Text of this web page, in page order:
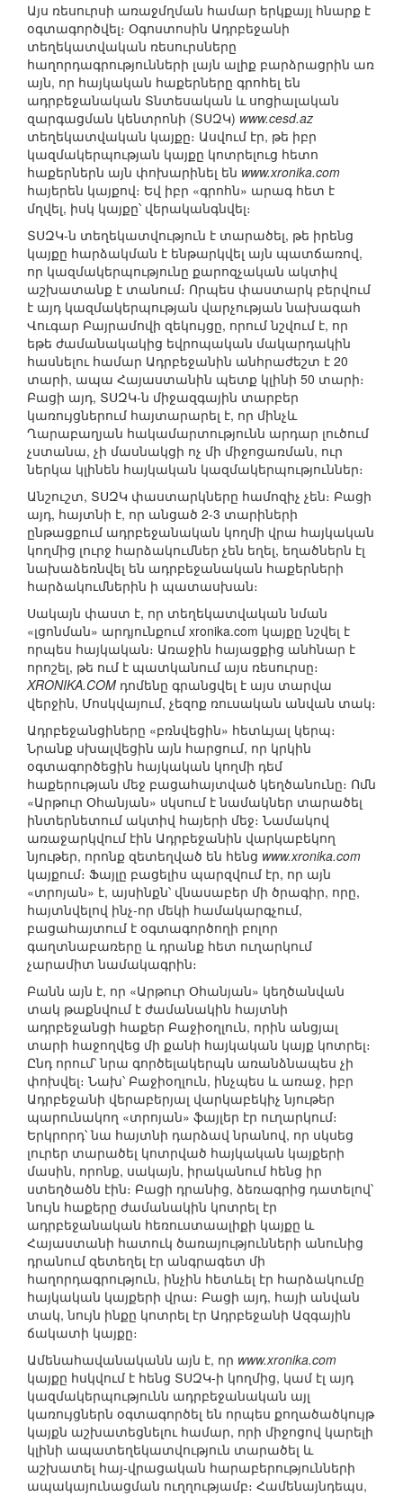
Այս ռեսուրսի առաջմղման համար երկքայլ հնարք է
օգտագործվել։ Օգոստոսին Ադրբեջանի
տեղեկատվական ռեսուրսները
հաղորդագրությունների լայն ալիք բարձրացրին առ
այն, որ հայկական հաքերները գրոհել են
ադրբեջանական Տնտեսական և սոցիալական
զարգացման կենտրոնի (ՏՍԶԿ) www.cesd.az
տեղեկատվական կայքը։ Ասվում էր, թե իբր
կազմակերպության կայքը կոտրելուց հետո
հաքերներն այն փոխարինել են www.xronika.com
հայերեն կայքով։ Եվ իբր «գրոհն» արագ հետ է
մղվել, իսկ կայքը՝ վերականգնվել։
ՏՍԶԿ-ն տեղեկատվություն է տարածել, թե իրենց
կայքը հարձակման է ենթարկվել այն պատճառով,
որ կազմակերպությունը քարոզչական ակտիվ
աշխատանք է տանում։ Որպես փաստարկ բերվում
է այդ կազմակերպության վարչության նախագահ
Վուգար Բայրամովի զեկույցը, որում նշվում է, որ
եթե ժամանակակից եվրոպական մակարդակին
հասնելու համար Ադրբեջանին անհրաժեշտ է 20
տարի, ապա Հայաստանին պետք կլինի 50 տարի։
Բացի այդ, ՏՍԶԿ-ն միջազգային տարբեր
կառույցներում հայտարարել է, որ մինչև
Ղարաբաղյան հակամարտությունն արդար լուծում
չստանա, չի մասնակցի ոչ մի միջոցառման, ուր
ներկա կլինեն հայկական կազմակերպություններ։
Անշուշտ, ՏՍԶԿ փաստարկները համոզիչ չեն։ Բացի
այդ, հայտնի է, որ անցած 2-3 տարիների
ընթացքում ադրբեջանական կողմի վրա հայկական
կողմից լուրջ հարձակումներ չեն եղել, եղածներն էլ
նախաձեռնվել են ադրբեջանական հաքերների
հարձակումներին ի պատասխան։
Սակայն փաստ է, որ տեղեկատվական նման
«լցոնման» արդյունքում xronika.com կայքը նշվել է
որպես հայկական։ Առաջին հայացքից անհնար է
որոշել, թե ում է պատկանում այս ռեսուրսը։
XRONIKA.COM դոմենը գրանցվել է այս տարվա
վերջին, Մոսկվայում, չեզոք ռուսական անվան տակ։
Ադրբեջանցիները «բռնվեցին» հետևյալ կերպ։
Նրանք սխալվեցին այն հարցում, որ կրկին
օգտագործեցին հայկական կողմի դեմ
հաքերության մեջ բացահայտված կեղծանունը։ Ոմն
«Արթուր Օհանյան» սկսում է նամակներ տարածել
ինտերնետում ակտիվ հայերի մեջ։ Նամակով
առաջարկվում էին Ադրբեջանին վարկաբեկող
նյութեր, որոնք զետեղված են հենց www.xronika.com
կայքում։ Ֆայլը բացելիս պարզվում էր, որ այն
«տրոյան» է, այսինքն՝ վնասաբեր մի ծրագիր, որը,
հայտնվելով ինչ-որ մեկի համակարգչում,
բացահայտում է օգտագործողի բոլոր
գաղտնաբառերը և դրանք հետ ուղարկում
չարամիտ նամակագրին։
Բանն այն է, որ «Արթուր Օհանյան» կեղծանվան
տակ թաքնվում է ժամանակին հայտնի
ադրբեջանցի հաքեր Բաջիօղլուն, որին անցյալ
տարի հաջողվեց մի քանի հայկական կայք կոտրել։
Ընդ որում՝ նրա գործելակերպն առանձնապես չի
փոխվել։ Նախ՝ Բաջիօղլուն, ինչպես և առաջ, իբր
Ադրբեջանի վերաբերյալ վարկաբեկիչ նյութեր
պարունակող «տրոյան» ֆայլեր էր ուղարկում։
Երկրորդ՝ նա հայտնի դարձավ նրանով, որ սկսեց
լուրեր տարածել կոտրված հայկական կայքերի
մասին, որոնք, սակայն, իրականում հենց իր
ստեղծածն էին։ Բացի դրանից, ձեռագրից դատելով՝
նույն հաքերը ժամանակին կոտրել էր
ադրբեջանական հեռուստաալիքի կայքը և
Հայաստանի հատուկ ծառայությունների անունից
դրանում զետեղել էր անգրագետ մի
հաղորդագրություն, ինչին հետևել էր հարձակումը
հայկական կայքերի վրա։ Բացի այդ, հայի անվան
տակ, նույն ինքը կոտրել էր Ադրբեջանի Ազգային
ճակատի կայքը։
Ամենահավանականն այն է, որ www.xronika.com
կայքը հսկվում է հենց ՏՍԶԿ-ի կողմից, կամ էլ այդ
կազմակերպությունն ադրբեջանական այլ
կառույցներն օգտագործել են որպես քողածածկույթ
կայքն աշխատեցնելու համար, որի միջոցով կարելի
կլինի ապատեղեկատվություն տարածել և
աշխատել հայ-վրացական հարաբերությունների
ապակայունացման ուղղությամբ։ Համենայնդեպս,